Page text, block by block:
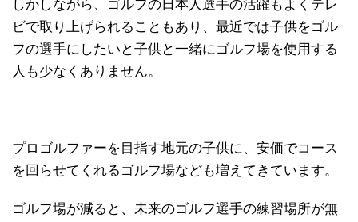
しかしながら、ゴルフの日本人選手の活躍もよくテレ
ビで取り上げられることもあり、最近では子供をゴル
フの選手にしたいと子供と一緒にゴルフ場を使用する
人も少なくありません。
プロゴルファーを目指す地元の子供に、安価でコース
を回らせてくれるゴルフ場なども増えてきています。
ゴルフ場が減ると、未来のゴルフ選手の練習場所が無